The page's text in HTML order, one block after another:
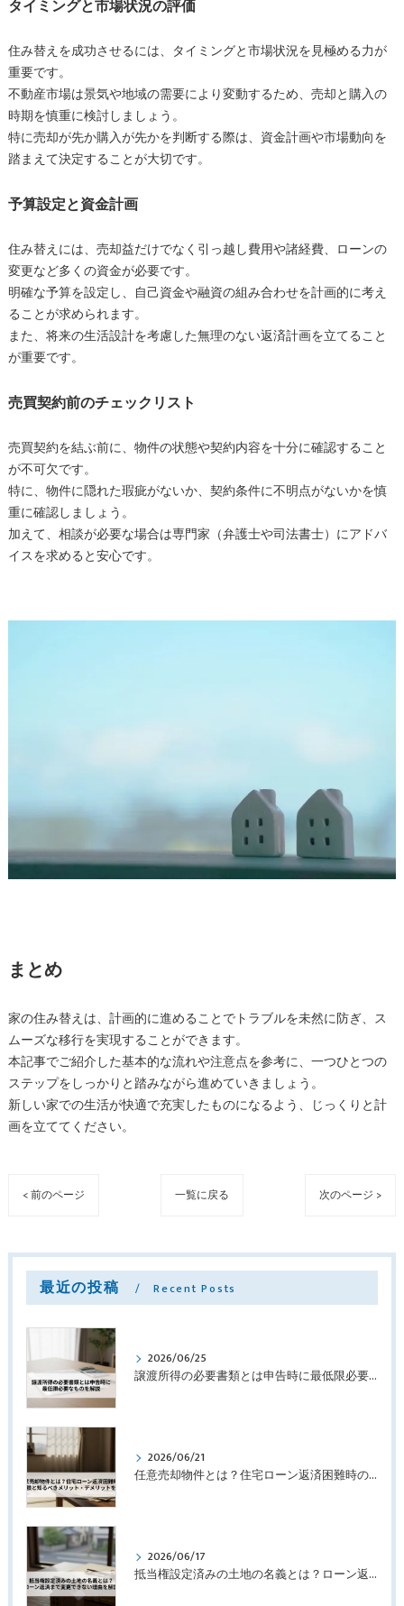
タイミングと市場状況の評価
住み替えを成功させるには、タイミングと市場状況を見極める力が
重要です。
不動産市場は景気や地域の需要により変動するため、売却と購入の
時期を慎重に検討しましょう。
特に売却が先か購入が先かを判断する際は、資金計画や市場動向を
踏まえて決定することが大切です。
予算設定と資金計画
住み替えには、売却益だけでなく引っ越し費用や諸経費、ローンの
変更など多くの資金が必要です。
明確な予算を設定し、自己資金や融資の組み合わせを計画的に考え
ることが求められます。
また、将来の生活設計を考慮した無理のない返済計画を立てること
が重要です。
売買契約前のチェックリスト
売買契約を結ぶ前に、物件の状態や契約内容を十分に確認すること
が不可欠です。
特に、物件に隠れた瑕疵がないか、契約条件に不明点がないかを慎
重に確認しましょう。
加えて、相談が必要な場合は専門家（弁護士や司法書士）にアドバ
イスを求めると安心です。
まとめ
家の住み替えは、計画的に進めることでトラブルを未然に防ぎ、ス
ムーズな移行を実現することができます。
本記事でご紹介した基本的な流れや注意点を参考に、一つひとつの
ステップをしっかりと踏みながら進めていきましょう。
新しい家での生活が快適で充実したものになるよう、じっくりと計
画を立ててください。
< 前のページ 一覧に戻る 次のページ >
最近の投稿 Recent Posts
2026/06/25
譲渡所得の必要書類とは申告時に最低限必要なものを解説
2026/06/21
任意売却物件とは？住宅ローン返済困難時の選択肢と知るべきメリット・デメリットを解説
2026/06/17
抵当権設定済みの土地の名義とは？ローン返済まで変更できない理由を解説